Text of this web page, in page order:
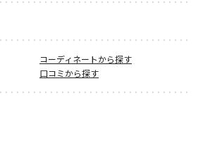
コーディネートから探す
口コミから探す